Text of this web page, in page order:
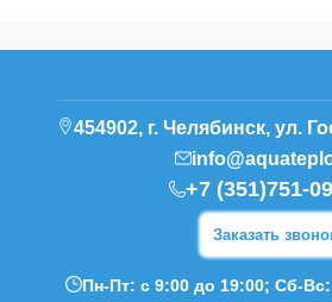
454902, г. Челябинск, ул.
+7 (351)751-
Заказать
Пн-Пт: с 9:00 до 19:00; Сб-